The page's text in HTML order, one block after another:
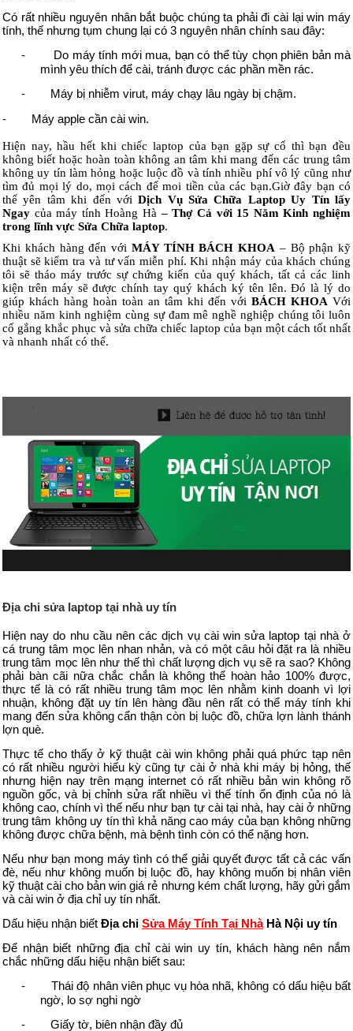
Có rất nhiều nguyên nhân bắt buộc chúng ta phải đi cài lại win máy
tính, thế nhưng tụm chung lại có 3 nguyên nhân chính sau đây:
-
Do máy tính mới mua, bạn có thể tùy chọn phiên bản mà
mình yêu thích để cài, tránh được các phần mền rác.
-
Máy bị nhiễm virut, máy chạy lâu ngày bị chậm.
-
Máy apple cần cài win.
Hiện nay, hầu hết khi chiếc laptop của bạn gặp sự cố thì bạn đều
không biết hoặc hoàn toàn không an tâm khi mang đến các trung tâm
không uy tín làm hỏng hoặc luộc đồ và tính nhiều phí vô lý cũng như
tìm đủ mọi lý do, mọi cách để moi tiền của các bạn.Giờ đây bạn có
thể yên tâm khi đến vớiDịch Vụ Sửa Chữa Laptop Uy Tín lấy
Ngay của máy tính Hoàng Hà– Thợ Cả với 15 Năm Kinh nghiệm
trong lĩnh vực Sửa Chữa laptop.
Khi khách hàng đến với MÁY TÍNH BÁCH KHOA – Bộ phận kỹ
thuật sẽ kiểm tra và tư vấn miễn phí. Khi nhận máy của khách chúng
tôi sẽ tháo máy trước sự chứng kiến của quý khách, tất cả các linh
kiện trên máy sẽ được chính tay quý khách ký tên lên. Đó là lý do
giúp khách hàng hoàn toàn an tâm khi đến với BÁCH KHOA Với
nhiều năm kinh nghiệm cùng sự đam mê nghề nghiệp chúng tôi luôn
cố gắng khắc phục và sửa chữa chiếc laptop của bạn một cách tốt nhất
và nhanh nhất có thể.
Địa chi sửa laptop tại nhà uy tín
Hiện nay do nhu cầu nên các dịch vụ cài win sửa laptop tại nhà ở
cá trung tâm mọc lên nhan nhản, và có một câu hỏi đặt ra là nhiều
trung tâm mọc lên như thế thì chất lượng dịch vụ sẽ ra sao? Không
phải bàn cãi nữa chắc chắn là không thể hoàn hảo 100% được,
thực tế là có rất nhiều trung tâm mọc lên nhằm kinh doanh vì lợi
nhuận, không đặt uy tín lên hàng đầu nên rất có thể máy tính khi
mang đến sửa không cẩn thận còn bị luộc đồ, chữa lợn lành thánh
lợn què.
Thực tế cho thấy ở kỹ thuật cài win không phải quá phức tạp nên
có rất nhiều người hiếu kỳ cũng tự cài ở nhà khi máy bị hỏng, thế
nhưng hiện nay trên mạng internet có rất nhiều bản win không rõ
nguồn gốc, và bị chỉnh sửa rất nhiều vì thế tính ổn định của nó là
không cao, chính vì thế nếu như bạn tự cài tại nhà, hay cài ở những
trung tâm không uy tín thì khả năng cao máy của bạn không những
không được chữa bệnh, mà bệnh tình còn có thể nặng hơn.
Nếu như bạn mong máy tình có thể giải quyết được tất cả các vấn
đè, nếu như không muốn bị luộc đồ, hay không muốn bị nhân viên
kỹ thuật cài cho bản win giá rẻ nhưng kém chất lượng, hãy gửi gắm
và cài win ở địa chỉ uy tín nhất.
Dấu hiệu nhận biết Địa chi Sửa Máy Tính Tại NhàHà Nội uy tín
Để nhận biết những địa chỉ cài win uy tín, khách hàng nên nắm
chắc những dấu hiệu nhận biết sau:
-
Thái độ nhân viên phục vụ hòa nhã, không có dấu hiệu bất
ngờ, lo sợ nghi ngờ
-
Giấy tờ, biên nhận đầy đủ